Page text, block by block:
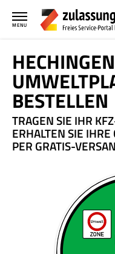
MENU
HECHINGEN
BESTELLEN
TRAGEN SIE IHR
ERHALTEN SIE
PER GRATIS-